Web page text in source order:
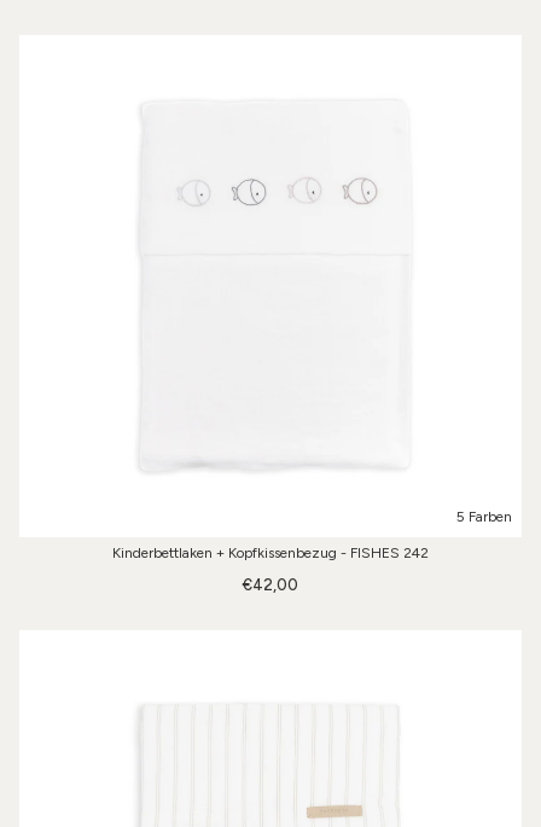
5 Farben
Kinderbettlaken + Kopfkissenbezug - FISHES 242
€42,00